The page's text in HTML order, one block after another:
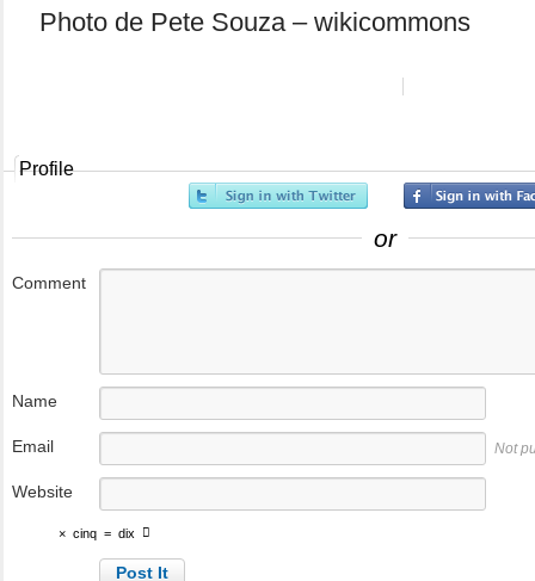
Photo de Pete Souza – wikicommons
Profile
or
Comment
Name
Email Not
Website
× cinq = dix